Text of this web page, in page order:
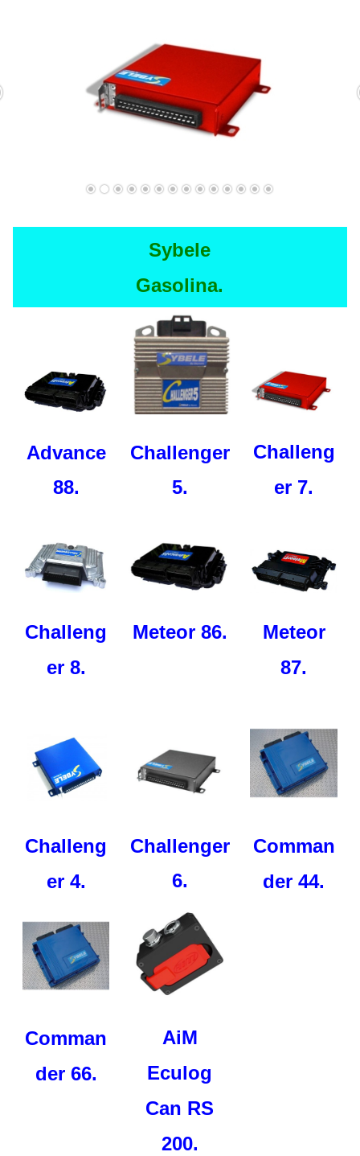
Sybele
Gasolina.
Advance
88.
Challenger
5.
Challeng
er 7.
Challeng
er 8.
Meteor 86.
Meteor
87.
Challeng
er 4.
Challenger
6.
Comman
der 44.
Comman
der 66.
AiM
Eculog
Can RS
200.